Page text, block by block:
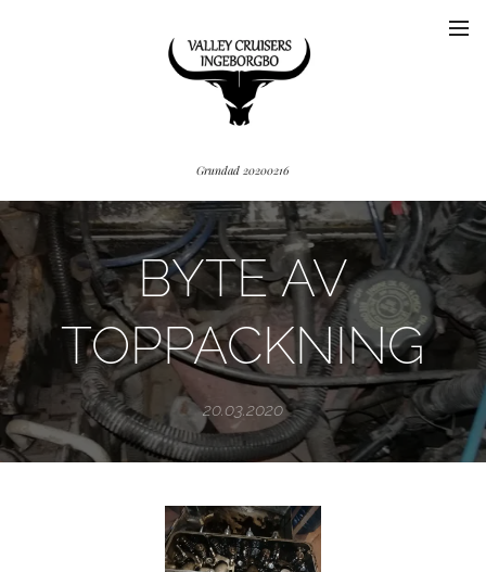
Grundad 20200216
BYTE AV
TOPPACKNING
20.03.2020